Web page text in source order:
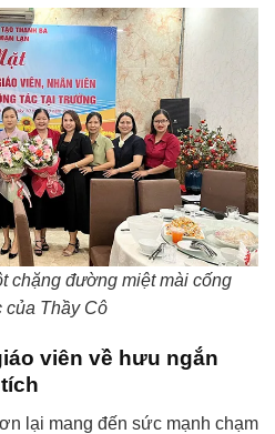
chặng đường miệt mài cống
của Thầy Cô
viên về hưu ngắn
lại mang đến sức mạnh chạm